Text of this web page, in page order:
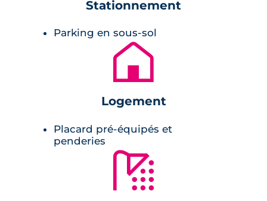
balcons. Le mariage harmonieux de
actuelle, donne au projet immobilier un style
intemporel. En façade, les parements de pierre
cuisine équipée,
Stationnement
Parking en sous-sol
🏚
Logement
Placard pré-équipés et
penderies
🚿